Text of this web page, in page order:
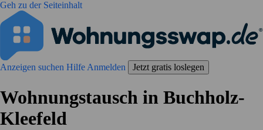
Geh zu der Seiteinhalt
Anzeigen suchen Hilfe Anmelden Jetzt gratis loslegen
Wohnungstausch in Buchholz-
Kleefeld